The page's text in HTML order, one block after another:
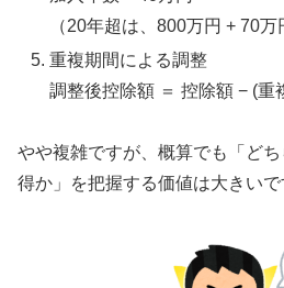
（20年超は、800万円 + 70万
重複期間による調整
調整後控除額 ＝ 控除額 − (重
やや複雑ですが、概算でも「ど
得か」を把握する価値は大きいで